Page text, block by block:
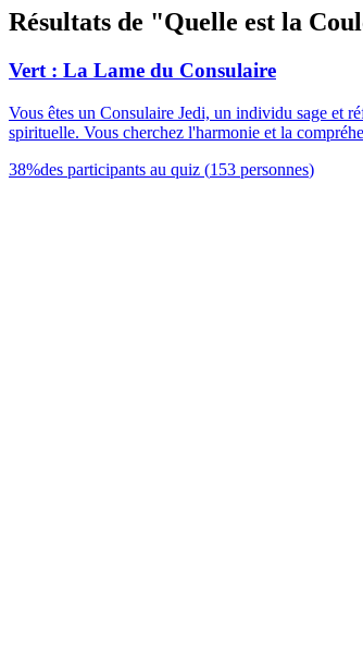
Résultats de "Quelle est la
Vert : La Lame du Consulaire
Vous êtes un Consulaire Jedi, un individu sage et
spirituelle. Vous cherchez l'harmonie et la
38%des participants au quiz (153 personnes)